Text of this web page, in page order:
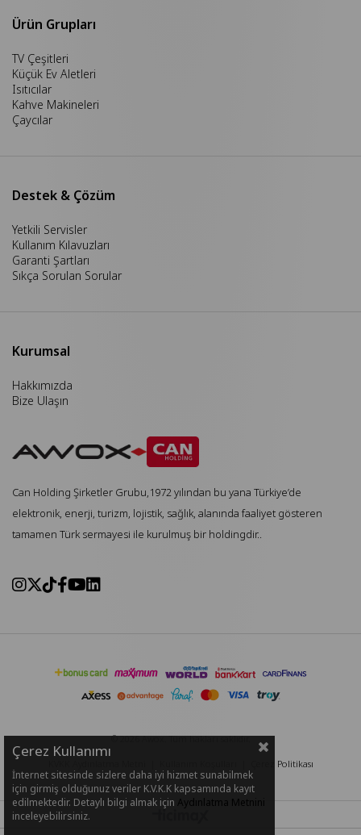
Ürün Grupları
TV Çeşitleri
Küçük Ev Aletleri
Isıtıcılar
Kahve Makineleri
Çaycılar
Destek & Çözüm
Yetkili Servisler
Kullanım Kılavuzları
Garanti Şartları
Sıkça Sorulan Sorular
Kurumsal
Hakkımızda
Bize Ulaşın
Can Holding Şirketler Grubu,1972 yılından bu yana Türkiye’de
elektronik, enerji, turizm, lojistik, sağlık, alanında faaliyet gösteren
tamamen Türk sermayesi ile kurulmuş bir holdingdir..
© 2026 Awox. Tüm hakları saklıdır.
Çerez Politikası
Çerez Kullanımı
İnternet sitesinde sizlere daha iyi hizmet sunabilmek
için girmiş olduğunuz veriler K.V.K.K kapsamında kayıt
edilmektedir. Detaylı bilgi almak için Aydınlatma Metnini
inceleyebilirsiniz.